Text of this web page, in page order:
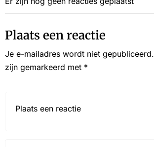
Plaats een reactie
Je e-mailadres wordt niet gepubliceerd.
zijn gemarkeerd met *